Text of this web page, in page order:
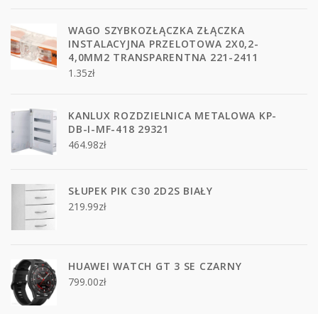
WAGO SZYBKOZŁĄCZKA ZŁĄCZKA
INSTALACYJNA PRZELOTOWA 2X0,2-
4,0MM2 TRANSPARENTNA 221-2411
1.35zł
KANLUX ROZDZIELNICA METALOWA KP-
DB-I-MF-418 29321
464.98zł
SŁUPEK PIK C30 2D2S BIAŁY
219.99zł
HUAWEI WATCH GT 3 SE CZARNY
799.00zł